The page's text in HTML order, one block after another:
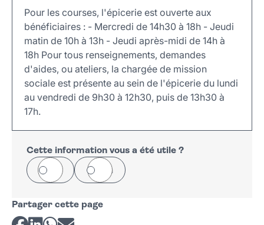
Pour les courses, l'épicerie est ouverte aux
bénéficiaires : - Mercredi de 14h30 à 18h - Jeudi
matin de 10h à 13h - Jeudi après-midi de 14h à
18h Pour tous renseignements, demandes
d'aides, ou ateliers, la chargée de mission
sociale est présente au sein de l'épicerie du lundi
au vendredi de 9h30 à 12h30, puis de 13h30 à
17h.
Cette information vous a été utile ?
Oui Non
Partager cette page
Partager sur Facebook
Partager sur LinkedIn
Partager sur Whatsapp
Partager par courriel